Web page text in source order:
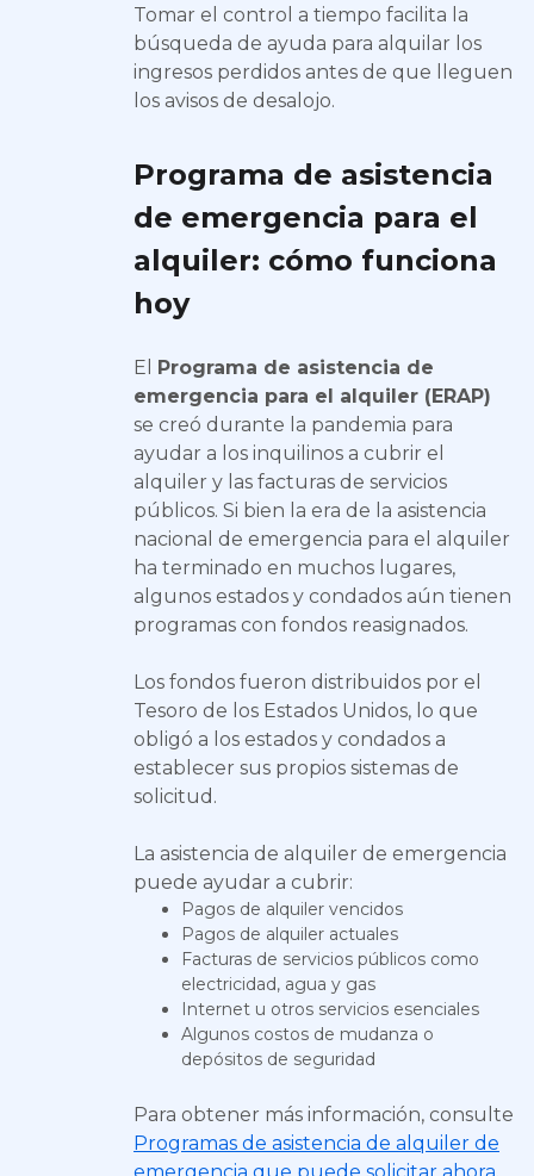
Tomar el control a tiempo facilita la
búsqueda de ayuda para alquilar los
ingresos perdidos antes de que lleguen
los avisos de desalojo.
Programa de asistencia
de emergencia para el
alquiler: cómo funciona
hoy
El Programa de asistencia de
emergencia para el alquiler (ERAP)
se creó durante la pandemia para
ayudar a los inquilinos a cubrir el
alquiler y las facturas de servicios
públicos. Si bien la era de la asistencia
nacional de emergencia para el alquiler
ha terminado en muchos lugares,
algunos estados y condados aún tienen
programas con fondos reasignados.
Los fondos fueron distribuidos por el
Tesoro de los Estados Unidos, lo que
obligó a los estados y condados a
establecer sus propios sistemas de
solicitud.
La asistencia de alquiler de emergencia
puede ayudar a cubrir:
Pagos de alquiler vencidos
Pagos de alquiler actuales
Facturas de servicios públicos como
electricidad, agua y gas
Internet u otros servicios esenciales
Algunos costos de mudanza o
depósitos de seguridad
Para obtener más información, consulte
Programas de asistencia de alquiler de